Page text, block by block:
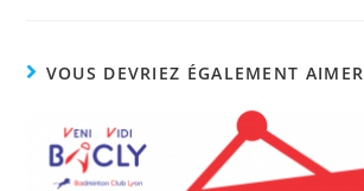
VOUS DEVRIEZ ÉGALEMENT AIMER